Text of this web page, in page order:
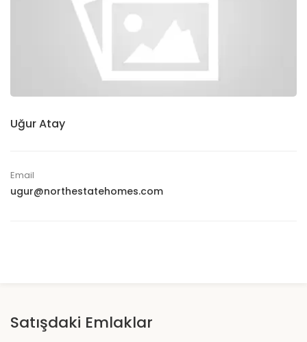
Uğur Atay
Email
ugur@northestatehomes.com
Satışdaki Emlaklar